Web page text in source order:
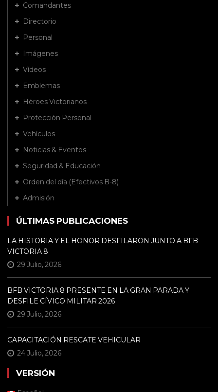
Comandantes
Directorio
Personal
Imágenes
Vídeos
Emblemas
Héroes Victorianos
Protección Personal
Vehículos
Noticias & Eventos
Seguridad & Educación
Orden del día (Efectivos B-8)
Admisión
ÚLTIMAS PUBLICACIONES
LA HISTORIA Y EL HONOR DESFILARON JUNTO A BFB
VICTORIA 8
29 Julio, 2026
BFB VICTORIA 8 PRESENTE EN LA GRAN PARADA Y
DESFILE CÍVICO MILITAR 2026
29 Julio, 2026
CAPACITACIÓN RESCATE VEHICULAR
24 Julio, 2026
VERSIÓN